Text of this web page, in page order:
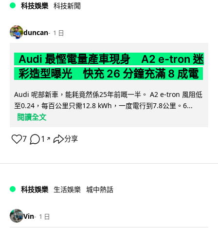
科技娛樂 科技新聞
duncan 1 日
Audi 最慳電量產車現身 A2 e-tron 迷
彩造型曝光 快充 26 分鐘充滿 8 成電
Audi 呢部新車，能耗竟然係25年前嘅一半。 A2 e-tron 風阻低
至0.24，每百公里只需12.8 kWh，一度電行到7.8公里。6...
閱讀全文
7 1 ↗ 分享
科技娛樂 生活娛樂 城中熱話
Vin 1 日